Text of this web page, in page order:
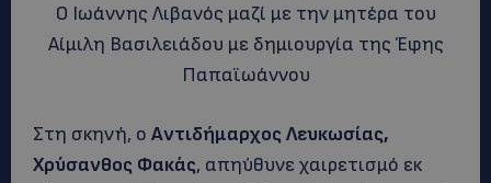
Ο Ιωάννης Λιβανός μαζί με την μητέρα του
Αίμιλη Βασιλειάδου με δημιουργία της Έφης
Παπαϊωάννου
Στη σκηνή, ο Αντιδήμαρχος Λευκωσίας,
Χρύσανθος Φακάς, απηύθυνε χαιρετισμό εκ